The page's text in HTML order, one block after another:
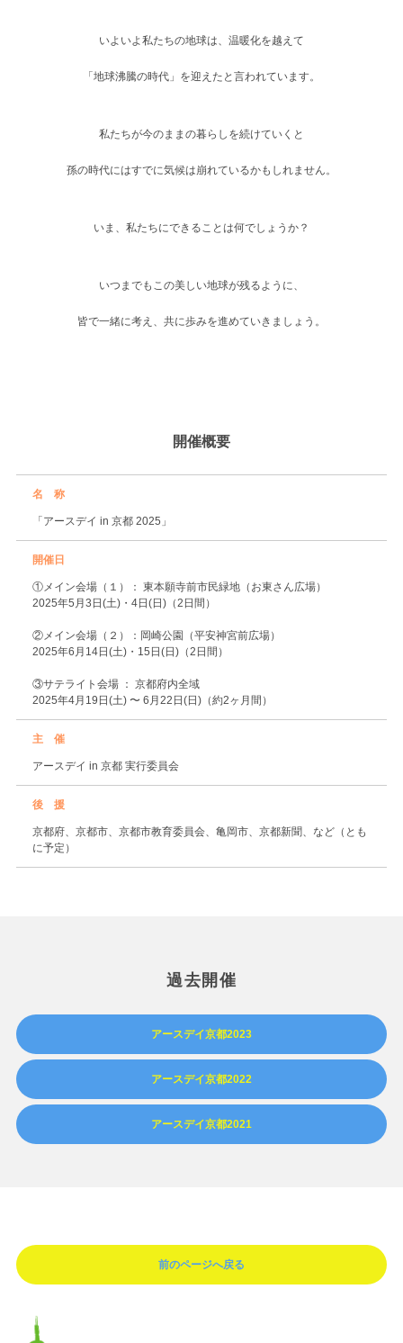
いよいよ私たちの地球は、温暖化を越えて
「地球沸騰の時代」を迎えたと言われています。
私たちが今のままの暮らしを続けていくと
孫の時代にはすでに気候は崩れているかもしれません。
いま、私たちにできることは何でしょうか？
いつまでもこの美しい地球が残るように、
皆で一緒に考え、共に歩みを進めていきましょう。
開催概要
名 称
「アースデイ in 京都 2025」
開催日
①メイン会場（１）： 東本願寺前市民緑地（お東さん広場）
2025年5月3日(土)・4日(日)（2日間）
②メイン会場（２）：岡崎公園（平安神宮前広場）
2025年6月14日(土)・15日(日)（2日間）
③サテライト会場 ： 京都府内全域
2025年4月19日(土) 〜 6月22日(日)（約2ヶ月間）
主 催
アースデイ in 京都 実行委員会
後 援
京都府、京都市、京都市教育委員会、亀岡市、京都新聞、など（とも
に予定）
過去開催
アースデイ京都2023
アースデイ京都2022
アースデイ京都2021
前のページへ戻る